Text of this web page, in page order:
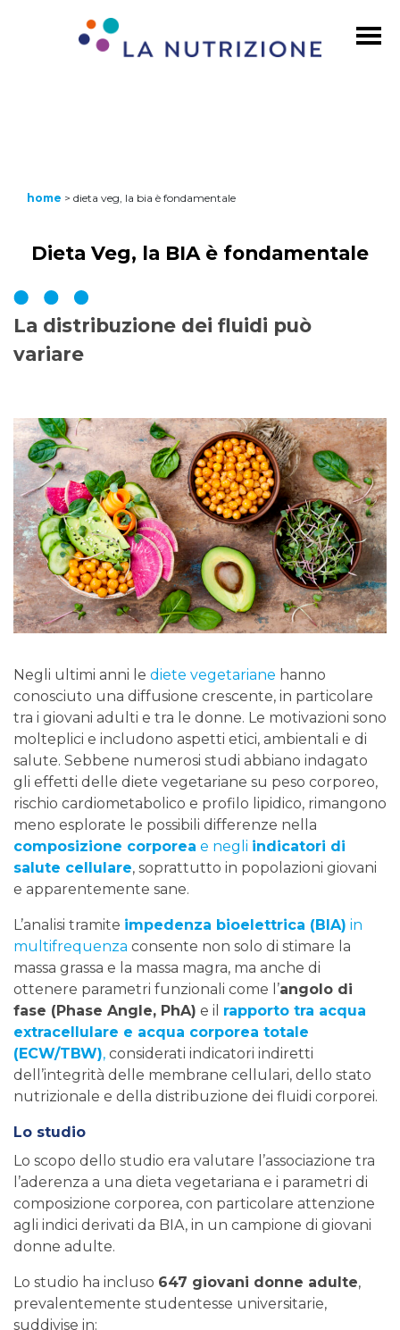
home > dieta veg, la bia è fondamentale
Dieta Veg, la BIA è fondamentale
La distribuzione dei fluidi può
variare
Negli ultimi anni le diete vegetariane hanno
conosciuto una diffusione crescente, in particolare
tra i giovani adulti e tra le donne. Le motivazioni sono
molteplici e includono aspetti etici, ambientali e di
salute. Sebbene numerosi studi abbiano indagato
gli effetti delle diete vegetariane su peso corporeo,
rischio cardiometabolico e profilo lipidico, rimangono
meno esplorate le possibili differenze nella
composizione corporea e negli indicatori di
salute cellulare, soprattutto in popolazioni giovani
e apparentemente sane.
L’analisi tramite impedenza bioelettrica (BIA) in
multifrequenza consente non solo di stimare la
massa grassa e la massa magra, ma anche di
ottenere parametri funzionali come l’angolo di
fase (Phase Angle, PhA) e il rapporto tra acqua
extracellulare e acqua corporea totale
(ECW/TBW), considerati indicatori indiretti
dell’integrità delle membrane cellulari, dello stato
nutrizionale e della distribuzione dei fluidi corporei.
Lo studio
Lo scopo dello studio era valutare l’associazione tra
l’aderenza a una dieta vegetariana e i parametri di
composizione corporea, con particolare attenzione
agli indici derivati da BIA, in un campione di giovani
donne adulte.
Lo studio ha incluso 647 giovani donne adulte,
prevalentemente studentesse universitarie,
suddivise in: